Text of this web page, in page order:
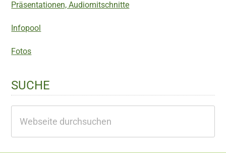
Präsentationen, Audiomitschnitte
Infopool
Fotos
SUCHE
durchsuchen